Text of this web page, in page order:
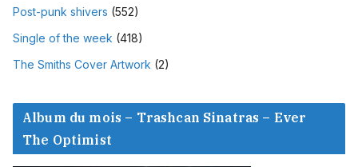
Post-punk shivers (552)
Single of the week (418)
The Smiths Cover Artwork (2)
Album du mois – Trashcan Sinatras – Ever
The Optimist